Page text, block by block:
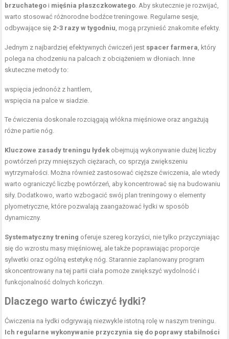
brzuchatego i mięśnia płaszczkowatego. Aby skutecznie je rozwijać,
warto stosować różnorodne bodźce treningowe. Regularne sesje,
odbywające się 2-3 razy w tygodniu, mogą przynieść znakomite efekty.
Jednym z najbardziej efektywnych ćwiczeń jest spacer farmera, który
polega na chodzeniu na palcach z obciążeniem w dłoniach. Inne
skuteczne metody to:
wspięcia jednonóż z hantlem,
wspięcia na palce w siadzie.
Te ćwiczenia doskonale rozciągają włókna mięśniowe oraz angażują
różne partie nóg.
Kluczowe zasady treningu łydek obejmują wykonywanie dużej liczby
powtórzeń przy mniejszych ciężarach, co sprzyja zwiększeniu
wytrzymałości. Można również zastosować cięższe ćwiczenia, ale wtedy
warto ograniczyć liczbę powtórzeń, aby koncentrować się na budowaniu
siły. Dodatkowo, warto wzbogacić swój plan treningowy o elementy
plyometryczne, które pozwalają zaangażować łydki w sposób
dynamiczny.
Systematyczny trening oferuje szereg korzyści, nie tylko przyczyniając
się do wzrostu masy mięśniowej, ale także poprawiając proporcje
sylwetki oraz ogólną estetykę nóg. Starannie zaplanowany program
skoncentrowany na tej partii ciała pomoże zwiększyć wydolność i
funkcjonalność dolnych kończyn.
Dlaczego warto ćwiczyć łydki?
Ćwiczenia na łydki odgrywają niezwykle istotną rolę w naszym treningu.
Ich regularne wykonywanie przyczynia się do poprawy stabilności